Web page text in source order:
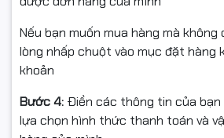
Đặc biệt, máy được thiết kế để
khối lượng in lên tới 65.000 trang/
cầu in ấn cường độ cao tại văn
🔹 3. Tiết kiệm năng
công nghệ HP
Nếu bạn muốn mua hàng mà không
lòng nhấp chuột vào mục đặt hàng
khoản
Bước 4: Điền các thông tin của bạn
lựa chọn hình thức thanh toán và